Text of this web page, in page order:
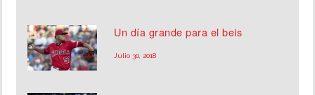
Un día grande para el beis
Julio 30, 2018